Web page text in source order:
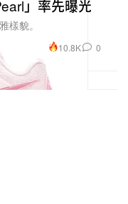
」率先曝光
樣貌。
10.8K 0